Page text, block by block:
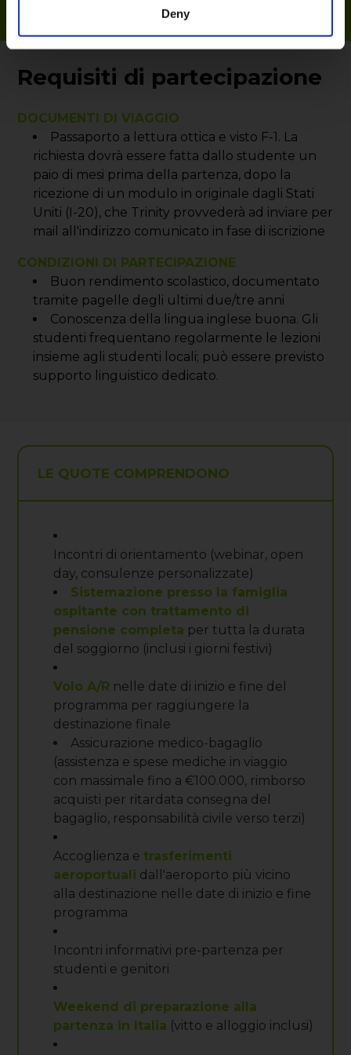
Deny
Requisiti di partecipazione
DOCUMENTI DI VIAGGIO
Passaporto a lettura ottica e visto F-1. La
richiesta dovrà essere fatta dallo studente un
paio di mesi prima della partenza, dopo la
ricezione di un modulo in originale dagli Stati
Uniti (I-20), che Trinity provvederà ad inviare per
mail all'indirizzo comunicato in fase di iscrizione
CONDIZIONI DI PARTECIPAZIONE
Buon rendimento scolastico, documentato
tramite pagelle degli ultimi due/tre anni
Conoscenza della lingua inglese buona. Gli
studenti frequentano regolarmente le lezioni
insieme agli studenti locali; può essere previsto
supporto linguistico dedicato.
LE QUOTE COMPRENDONO
Incontri di orientamento (webinar, open
day, consulenze personalizzate)
Sistemazione presso la famiglia
ospitante con trattamento di
pensione completa per tutta la durata
del soggiorno (inclusi i giorni festivi)
Volo A/R nelle date di inizio e fine del
programma per raggiungere la
destinazione finale
Assicurazione medico-bagaglio
(assistenza e spese mediche in viaggio
con massimale fino a €100.000, rimborso
acquisti per ritardata consegna del
bagaglio, responsabilità civile verso terzi)
Accoglienza e trasferimenti
aeroportuali dall'aeroporto più vicino
alla destinazione nelle date di inizio e fine
programma
Incontri informativi pre-partenza per
studenti e genitori
Weekend di preparazione alla
partenza in Italia (vitto e alloggio inclusi)